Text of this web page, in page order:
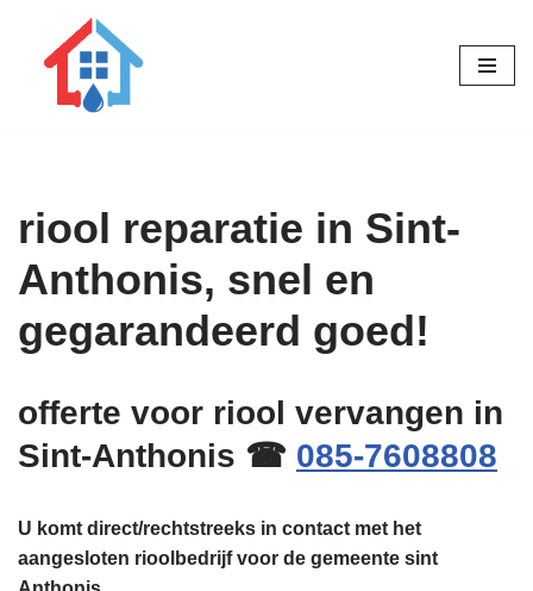
riool reparatie in Sint-
Anthonis, snel en
gegarandeerd goed!
offerte voor riool vervangen in
Sint-Anthonis ☎ 085-7608808
U komt direct/rechtstreeks in contact met het
aangesloten rioolbedrijf voor de gemeente sint